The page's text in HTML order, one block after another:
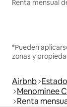
*Pueden
zonas y
Airbnb
Menominee
Renta